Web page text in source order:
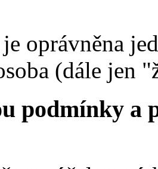
oprávněna
(dále jen
podmínky a